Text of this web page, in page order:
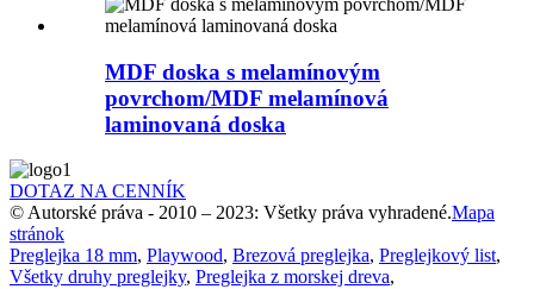
MDF doska s melamínovým
povrchom/MDF melamínová
laminovaná doska
DOTAZ NA CENNÍK
© Autorské práva - 2010 – 2023: Všetky práva vyhradené.Mapa
stránok
Preglejka 18 mm, Playwood, Brezová preglejka, Preglejkový list,
Všetky druhy preglejky, Preglejka z morskej dreva,